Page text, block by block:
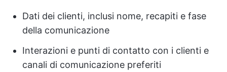
Dati dei clienti, inclusi nome, recapiti e fase
della comunicazione
Interazioni e punti di contatto con i clienti e
canali di comunicazione preferiti